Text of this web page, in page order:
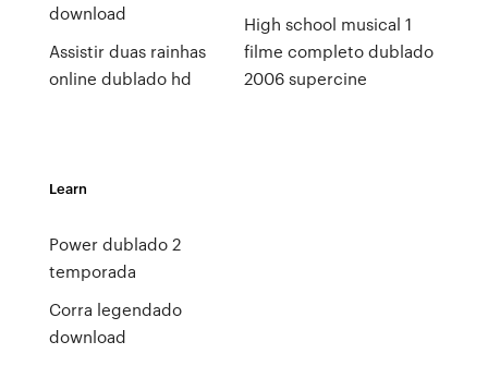
download
Assistir duas rainhas
online dublado hd
High school musical 1
filme completo dublado
2006 supercine
Learn
Power dublado 2
temporada
Corra legendado
download